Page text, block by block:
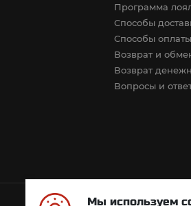
Программа
Способы
Способы оплаты
Возврат и
Возврат
Вопросы и
Мы используем